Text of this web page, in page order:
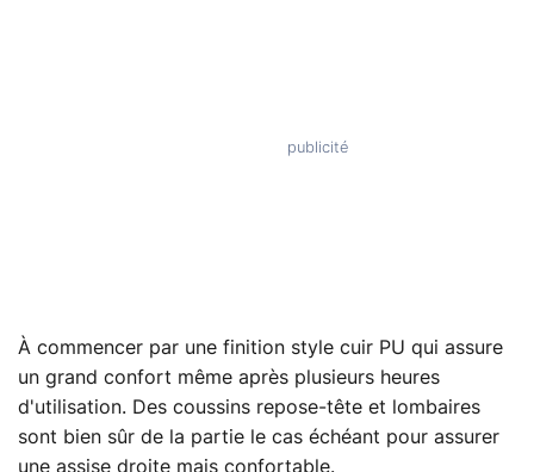
À commencer par une finition style cuir PU qui assure
un grand confort même après plusieurs heures
d'utilisation. Des coussins repose-tête et lombaires
sont bien sûr de la partie le cas échéant pour assurer
une assise droite mais confortable.